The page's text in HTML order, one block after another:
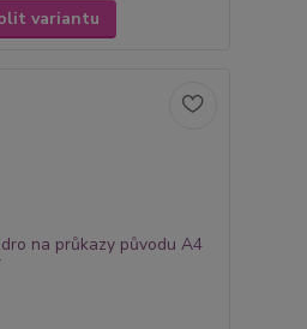
variantu